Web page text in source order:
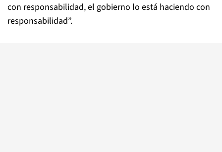
con responsabilidad, el gobierno lo está haciendo con
responsabilidad”.